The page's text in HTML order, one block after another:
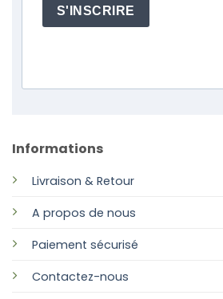
Informations
Livraison & Retour
A propos de nous
Paiement sécurisé
Contactez-nous
S'INSCRIRE